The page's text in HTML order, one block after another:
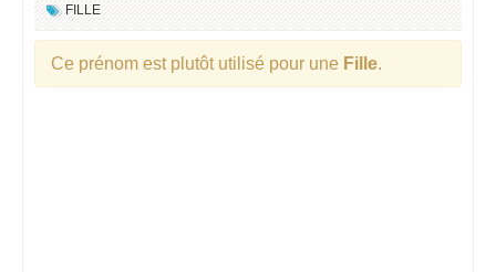
FILLE
Ce prénom est plutôt utilisé pour une Fille.